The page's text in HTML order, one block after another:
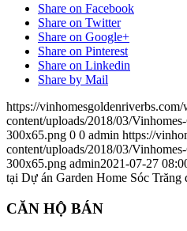
Share on Facebook
Share on Twitter
Share on Google+
Share on Pinterest
Share on Linkedin
Share by Mail
https://vinhomesgoldenriverbs.com/
content/uploads/2018/03/
300x65.png 0 0 admin https://
content/uploads/2018/03/
300x65.png admin2021-07-27
tại Dự án Garden Home Sóc
CĂN HỘ BÁN